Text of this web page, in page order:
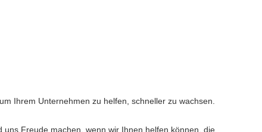
Ihrem Unternehmen zu helfen, schneller zu wachsen.
Freude machen, wenn wir Ihnen helfen können, die